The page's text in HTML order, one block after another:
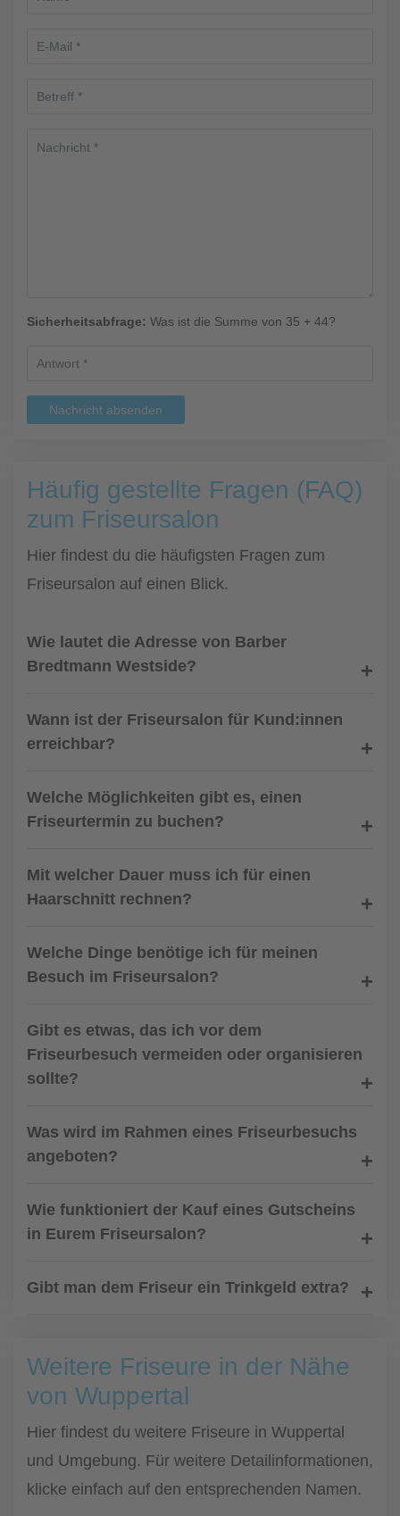
Sicherheitsabfrage: Was ist die Summe von 35 + 44?
Nachricht absenden
Häufig gestellte Fragen (FAQ)
zum Friseursalon
Hier findest du die häufigsten Fragen zum
Friseursalon auf einen Blick.
Wie lautet die Adresse von Barber
Bredtmann Westside?
Wann ist der Friseursalon für Kund:innen
erreichbar?
Welche Möglichkeiten gibt es, einen
Friseurtermin zu buchen?
Mit welcher Dauer muss ich für einen
Haarschnitt rechnen?
Welche Dinge benötige ich für meinen
Besuch im Friseursalon?
Gibt es etwas, das ich vor dem
Friseurbesuch vermeiden oder organisieren
sollte?
Was wird im Rahmen eines Friseurbesuchs
angeboten?
Wie funktioniert der Kauf eines Gutscheins
in Eurem Friseursalon?
Gibt man dem Friseur ein Trinkgeld extra?
Weitere Friseure in der Nähe
von Wuppertal
Hier findest du weitere Friseure in Wuppertal
und Umgebung. Für weitere Detailinformationen,
klicke einfach auf den entsprechenden Namen.